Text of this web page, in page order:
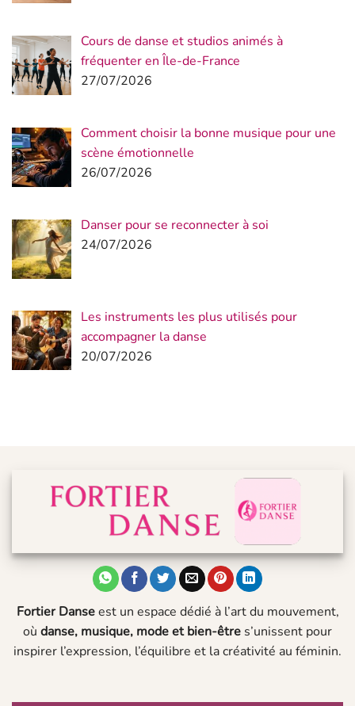
Cours de danse et studios animés à
fréquenter en Île-de-France
27/07/2026
Comment choisir la bonne musique pour une
scène émotionnelle
26/07/2026
Danser pour se reconnecter à soi
24/07/2026
Les instruments les plus utilisés pour
accompagner la danse
20/07/2026
Fortier Danseest un espace dédié à l’art du mouvement,
où danse, musique, mode et bien-être s’unissent pour
inspirer l’expression, l’équilibre et la créativité au féminin.